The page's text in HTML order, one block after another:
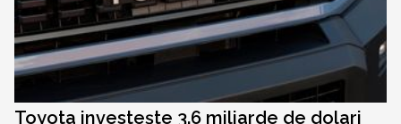
Toyota investește 3.6 miliarde de dolari